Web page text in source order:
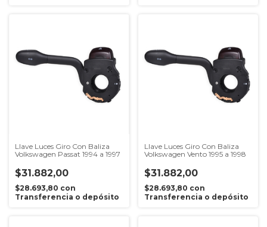
Llave Luces Giro Con Baliza
Volkswagen Passat 1994 a 1997
$31.882,00
$28.693,80 con
Transferencia o depósito
Llave Luces Giro Con Baliza
Volkswagen Vento 1995 a 1998
$31.882,00
$28.693,80 con
Transferencia o depósito